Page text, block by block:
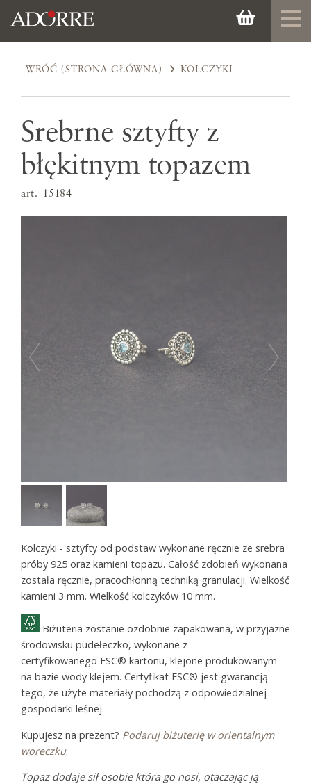
WRÓĆ (STRONA GŁÓWNA) KOLCZYKI
Srebrne sztyfty z
błękitnym topazem
art. 15184
Kolczyki - sztyfty od podstaw wykonane ręcznie ze srebra
próby 925 oraz kamieni topazu. Całość zdobień wykonana
została ręcznie, pracochłonną techniką granulacji. Wielkość
kamieni 3 mm. Wielkość kolczyków 10 mm.
Biżuteria zostanie ozdobnie zapakowana, w przyjazne
środowisku pudełeczko, wykonane z
certyfikowanego FSC® kartonu, klejone produkowanym
na bazie wody klejem. Certyfikat FSC® jest gwarancją
tego, że użyte materiały pochodzą z odpowiedzialnej
gospodarki leśnej.
Kupujesz na prezent? Podaruj biżuterię w orientalnym
woreczku.
Topaz dodaje sił osobie która go nosi, otaczając ją